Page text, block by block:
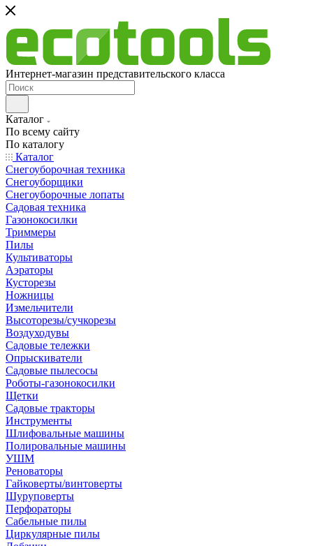
Интернет-магазин представительского класса
Каталог
По всему сайту
По каталогу
Каталог
Снегоуборочная техника
Снегоуборщики
Снегоуборочные лопаты
Садовая техника
Газонокосилки
Триммеры
Пилы
Культиваторы
Аэраторы
Кусторезы
Ножницы
Измельчители
Высоторезы/сучкорезы
Воздуходувы
Садовые тележки
Опрыскиватели
Садовые пылесосы
Роботы-газонокосилки
Щетки
Садовые тракторы
Инструменты
Шлифовальные машины
Полировальные машины
УШМ
Реноваторы
Гайковерты/винтоверты
Шуруповерты
Перфораторы
Сабельные пилы
Циркулярные пилы